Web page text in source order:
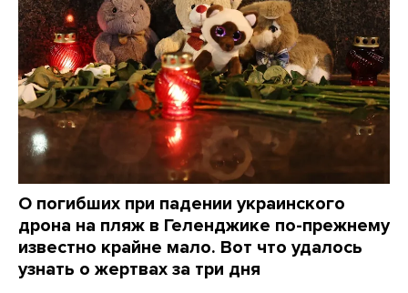
О погибших при падении украинского
дрона на пляж в Геленджике по-прежнему
известно крайне мало. Вот что удалось
узнать о жертвах за три дня